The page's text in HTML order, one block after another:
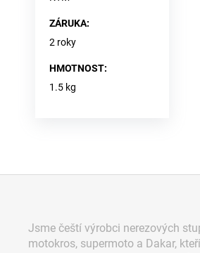
ZÁRUKA:
2 roky
HMOTNOST:
1.5 kg
Z
Jsme čeští výrobci nerezových
motokros, supermoto a Dakar,